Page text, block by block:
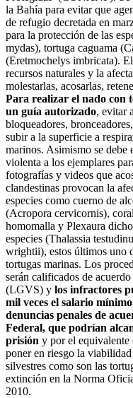
la Bahía para evitar que
de refugio decretada en
para la protección de las
mydas), tortuga caguama
(Eretmochelys imbricata).
recursos naturales y la
molestarlas, acosarlas,
Para realizar el nado con
un guía autorizado, evitar
bloqueadores,
subir a la superficie a
marinos. Asimismo se debe
violenta a los ejemplares
fotografías y videos que
clandestinas provocan la
especies como cuerno de
(Acropora cervicornis),
homomalla y Plexaura
especies (Thalassia
wrightii), estos últimos uno
tortugas marinas. Los
serán calificados de
(LGVS) y los infractores
mil veces el salario
denuncias penales de
Federal, que podrían
prisión y por el equivalente
poner en riesgo la
silvestres como son las
extinción en la Norma
2010.